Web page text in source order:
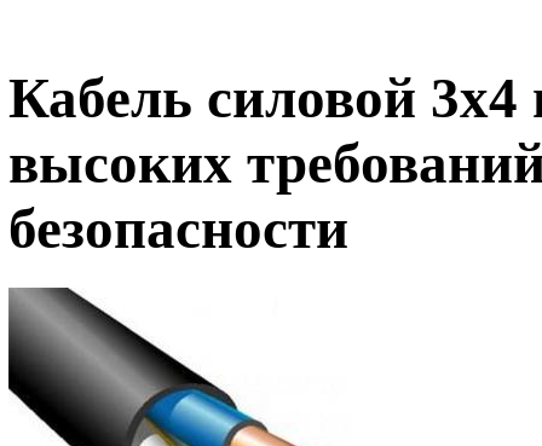
Кабель силовой
высоких
безопасности